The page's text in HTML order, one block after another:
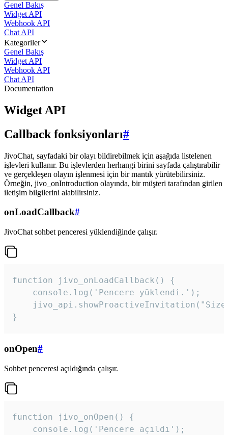
Genel Bakış
Widget API
Webhook API
Chat API
Kategoriler
Genel Bakış
Widget API
Webhook API
Chat API
Documentation
Widget API
Callback fonksiyonları#
JivoChat, sayfadaki bir olayı bildirebilmek için aşağıda listelenen
işlevleri kullanır. Bu işlevlerden herhangi birini sayfada çalıştırabilir
ve gerçekleşen olayın işlenmesi için bir mantık yürütebilirsiniz.
Örneğin, jivo_onIntroduction olayında, bir müşteri tarafından girilen
iletişim bilgilerini alabilirsiniz.
onLoadCallback#
JivoChat sohbet penceresi yüklendiğinde çalışır.
function jivo_onLoadCallback() {
    console.log('Pencere yüklendi.');
}
onOpen#
Sohbet penceresi açıldığında çalışır.
function jivo_onOpen() {
    console.log('Pencere açıldı');